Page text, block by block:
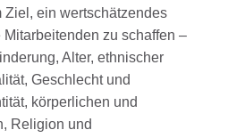
Ziel, ein wertschätzendes
zu schaffen –
Alter, ethnischer
Geschlecht und
körperlichen und
Religion und